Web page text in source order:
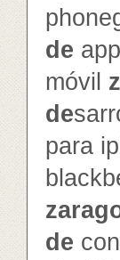
de
móvil
de
para
de